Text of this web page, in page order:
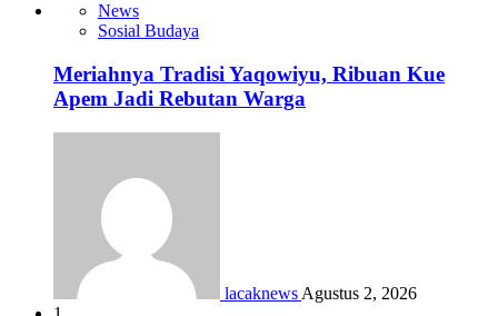
News
Sosial Budaya
Meriahnya Tradisi Yaqowiyu, Ribuan Kue
Apem Jadi Rebutan Warga
lacaknews Agustus 2, 2026